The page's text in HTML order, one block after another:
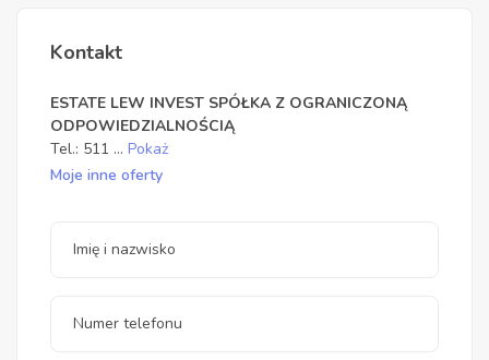
Kontakt
ESTATE LEW INVEST SPÓŁKA Z OGRANICZONĄ
ODPOWIEDZIALNOŚCIĄ
Tel.: 511 ... Pokaż
Moje inne oferty